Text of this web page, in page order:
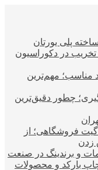
پلی یورتان
در دکوراسیون
مناسب؛ مهم‌ترین
چطور دقیق‌ترین
فروشگاهی؛ از
زدن
و برندینگ در صنعت
چاپ بارکد و محصولات